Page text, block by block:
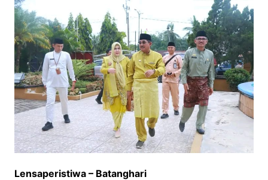
Lensaperistiwa – Batanghari